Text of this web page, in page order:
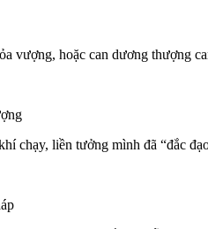
vượng, hoặc can dương thượng
chạy, liền tưởng mình đã “đắc